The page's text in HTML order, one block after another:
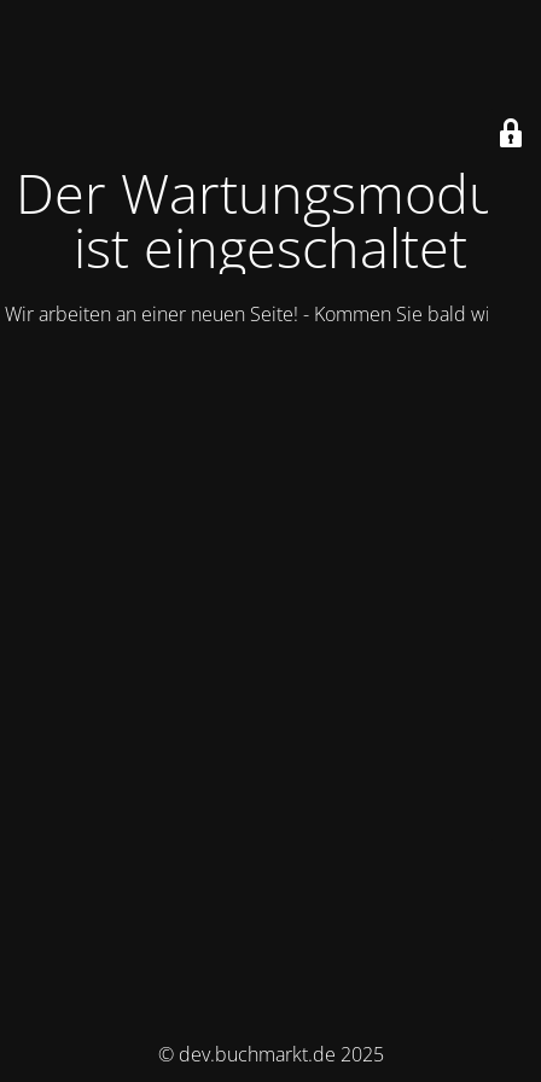
Der Wartungsmodus
ist eingeschaltet
Wir arbeiten an einer neuen Seite! - Kommen Sie bald wieder.
© dev.buchmarkt.de 2025